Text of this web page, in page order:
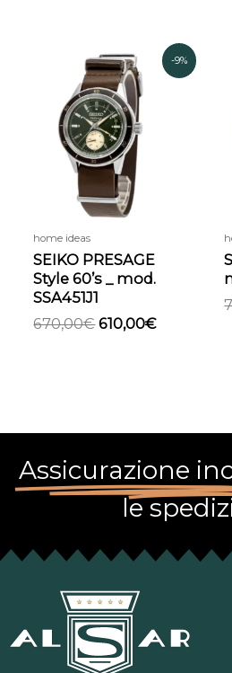
-9%
home ideas
SEIKO PRESAGE
Style 60’s _ mod.
SSA451J1
670,00€
Il
prezzo
originale
era:
670,00€.
610,00€
Il
prezzo
Assicurazione
le